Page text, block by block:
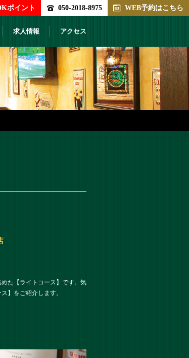
ポイント 050-2018-8975 WEB予約はこちら
求人情報 アクセス
た【ライトコース】です。気
】をご紹介します。